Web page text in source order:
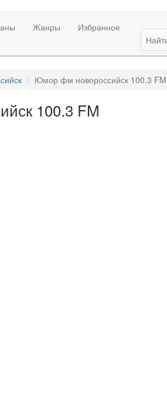
Жанры Избранное
Юмор фм новороссийск 100.3 FM
100.3 FM